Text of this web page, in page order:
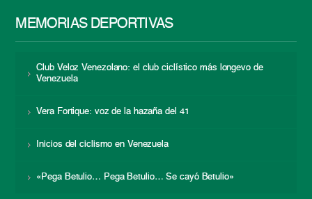
MEMORIAS DEPORTIVAS
Club Veloz Venezolano: el club ciclístico más longevo de
Venezuela
Vera Fortique: voz de la hazaña del 41
Inicios del ciclismo en Venezuela
«Pega Betulio… Pega Betulio… Se cayó Betulio»